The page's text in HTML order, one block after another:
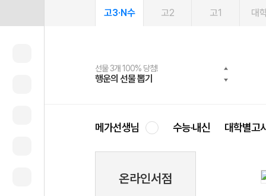
고3·N수 고2 고1 대
선물 3개 100% 당첨!
행운의 선물 뽑기
선물 100% 증정!
메가스터디 X 올리브
여름방학 스터디 캐시백
메가런 썸머스쿨
2027 러셀 단과
강사 공개선발
스마트러닝앱
설문 EVENT
메가패스
3일 무료 체험권
메가패스 수강생 무료혜택!
메가클럽 멤버십
사회공헌 캠페인
희망이룸 메가나눔
메가선생님 수능·내신 대학별고
온라인서점